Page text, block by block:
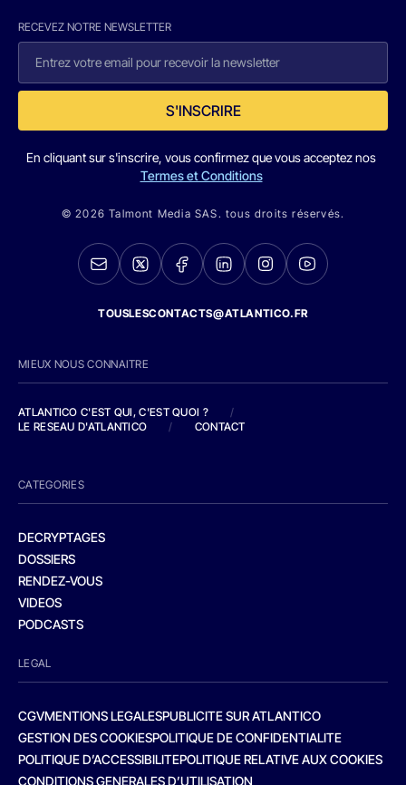
RECEVEZ NOTRE NEWSLETTER
S'INSCRIRE
En cliquant sur s'inscrire, vous confirmez que vous acceptez nos
Termes et Conditions
© 2026 Talmont Media SAS. tous droits réservés.
TOUSLESCONTACTS@ATLANTICO.FR
MIEUX NOUS CONNAITRE
ATLANTICO C'EST QUI, C'EST QUOI ?
/
LE RESEAU D'ATLANTICO
/ CONTACT
CATEGORIES
DECRYPTAGES
DOSSIERS
RENDEZ-VOUS
VIDEOS
PODCASTS
LEGAL
CGVMENTIONS LEGALESPUBLICITE SUR ATLANTICO
GESTION DES COOKIESPOLITIQUE DE CONFIDENTIALITE
POLITIQUE D’ACCESSIBILITEPOLITIQUE RELATIVE AUX COOKIES
CONDITIONS GENERALES D’UTILISATION